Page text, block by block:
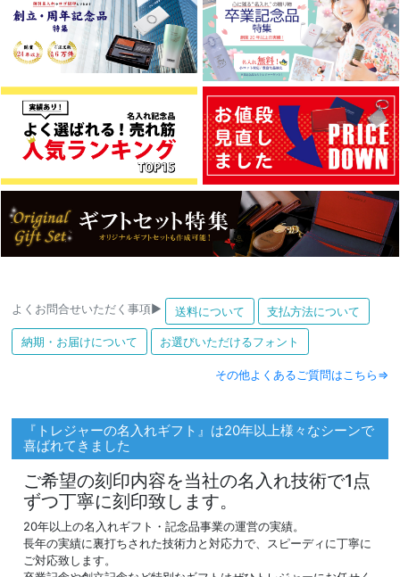
よくお問合せいただく事項▶ 送料について 支払方法について
納期・お届けについて お選びいただけるフォント
その他よくあるご質問はこちら⇒
『トレジャーの名入れギフト』は20年以上様々なシーンで
喜ばれてきました
ご希望の刻印内容を当社の名入れ技術で1点
ずつ丁寧に刻印致します。
20年以上の名入れギフト・記念品事業の運営の実績。
長年の実績に裏打ちされた技術力と対応力で、スピーディに丁寧に
ご対応致します。